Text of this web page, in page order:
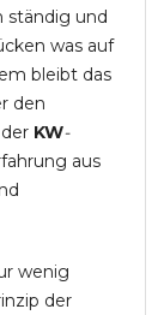
ständig und
was auf
bleibt das
den
KW-
aus
wenig
der